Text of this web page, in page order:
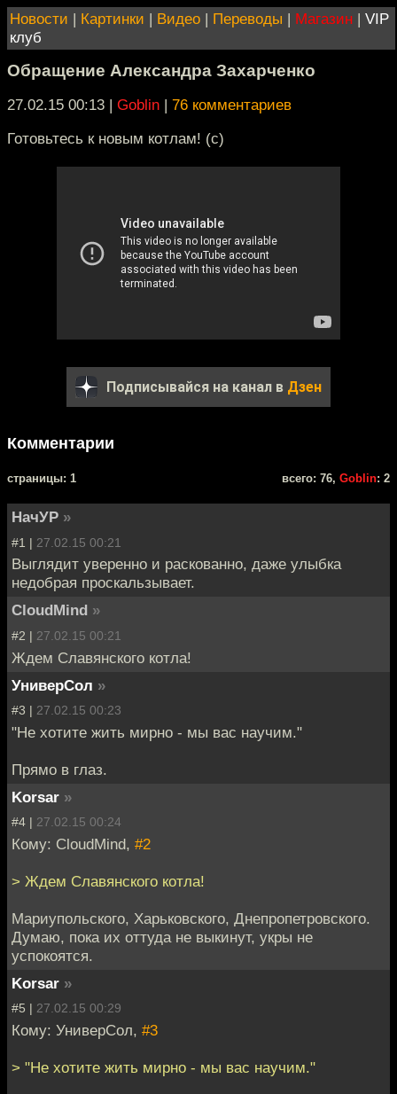
Новости | Картинки | Видео | Переводы | Магазин | VIP
клуб
Обращение Александра Захарченко
27.02.15 00:13 | Goblin | 76 комментариев
Готовьтесь к новым котлам! (с)
Подписывайся на канал в Дзен
Комментарии
cтраницы: 1 всего: 76, Goblin: 2
НачУР »
#1 | 27.02.15 00:21
Выглядит уверенно и раскованно, даже улыбка
недобрая проскальзывает.
CloudMind »
#2 | 27.02.15 00:21
Ждем Славянского котла!
УниверСол »
#3 | 27.02.15 00:23
"Не хотите жить мирно - мы вас научим."
Прямо в глаз.
Korsar »
#4 | 27.02.15 00:24
Кому: CloudMind, #2
> Ждем Славянского котла!
Мариупольского, Харьковского, Днепропетровского.
Думаю, пока их оттуда не выкинут, укры не
успокоятся.
Korsar »
#5 | 27.02.15 00:29
Кому: УниверСол, #3
> "Не хотите жить мирно - мы вас научим."